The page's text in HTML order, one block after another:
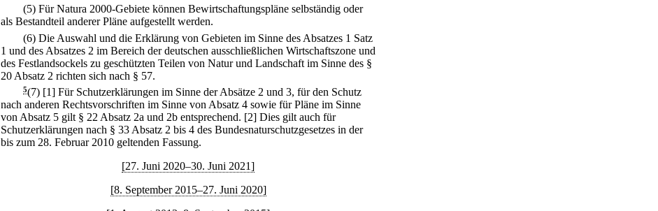
(5) Für Natura 2000-Gebiete können Bewirtschaftungspläne selbständig oder
als Bestandteil anderer Pläne aufgestellt werden.
(6) Die Auswahl und die Erklärung von Gebieten im Sinne des Absatzes 1 Satz
1 und des Absatzes 2 im Bereich der deutschen ausschließlichen Wirtschaftszone und
des Festlandsockels zu geschützten Teilen von Natur und Landschaft im Sinne des §
20 Absatz 2 richten sich nach § 57.
5(7) [1] Für Schutzerklärungen im Sinne der Absätze 2 und 3, für den Schutz
nach anderen Rechtsvorschriften im Sinne von Absatz 4 sowie für Pläne im Sinne
von Absatz 5 gilt § 22 Absatz 2a und 2b entsprechend. [2] Dies gilt auch für
Schutzerklärungen nach § 33 Absatz 2 bis 4 des Bundesnaturschutzgesetzes in der
bis zum 28. Februar 2010 geltenden Fassung.
[27. Juni 2020–30. Juni 2021]
[8. September 2015–27. Juni 2020]